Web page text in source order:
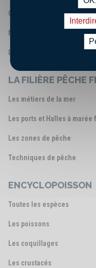
Qui sommes - nous ?
Nos engagements
Les chiffres clés
LA FILIÈRE PÊCHE
Les métiers de la mer
Les ports et Halles à marée
Les zones de pêche
Techniques de pêche
ENCYCLOPOISSON
Toutes les espèces
Les poissons
Les coquillages
Les crustacés